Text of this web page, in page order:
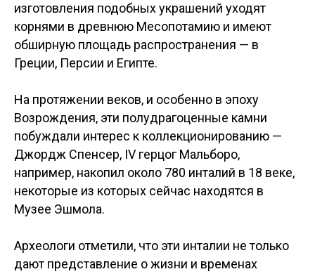
изготовления подобных украшений уходят
корнями в древнюю Месопотамию и имеют
обширную площадь распространения — в
Греции, Персии и Египте.
На протяжении веков, и особенно в эпоху
Возрождения, эти полудрагоценные камни
побуждали интерес к коллекционированию —
Джордж Спенсер, IV герцог Мальборо,
например, накопил около 780 инталий в 18 веке,
некоторые из которых сейчас находятся в
Музее Эшмола.
Археологи отметили, что эти инталии не только
дают представление о жизни и временах